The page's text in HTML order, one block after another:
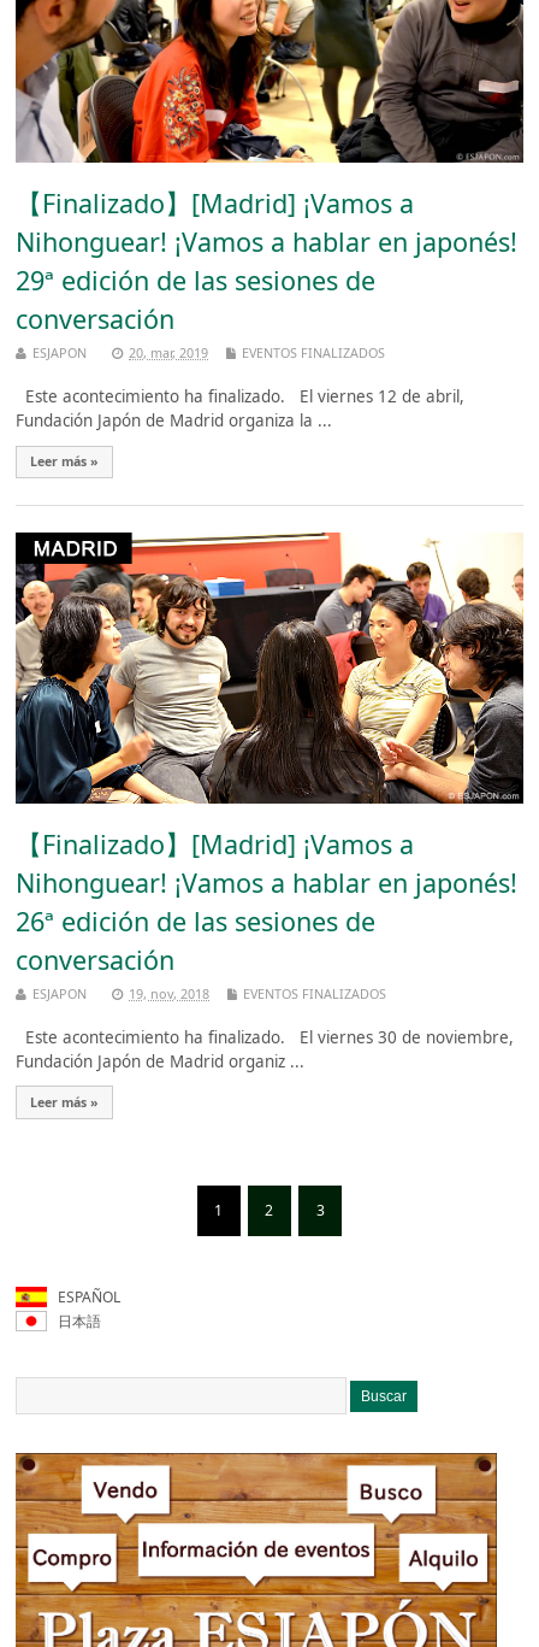
【Finalizado】[Madrid] ¡Vamos a
Nihonguear! ¡Vamos a hablar en japonés!
29ª edición de las sesiones de
conversación
ESJAPON 20, mar, 2019 EVENTOS FINALIZADOS
Este acontecimiento ha finalizado. El viernes 12 de abril,
Fundación Japón de Madrid organiza la ...
Leer más »
【Finalizado】[Madrid] ¡Vamos a
Nihonguear! ¡Vamos a hablar en japonés!
26ª edición de las sesiones de
conversación
ESJAPON 19, nov, 2018 EVENTOS FINALIZADOS
Este acontecimiento ha finalizado. El viernes 30 de noviembre,
Fundación Japón de Madrid organiz ...
Leer más »
1 2 3
ESPAÑOL
日本語